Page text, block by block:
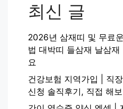
최신 글
2026년 삼재띠 및 무료
법 대박띠 들삼재 날삼재
요
건강보험 지역가입 | 직
신청 솔직후기, 직접 해